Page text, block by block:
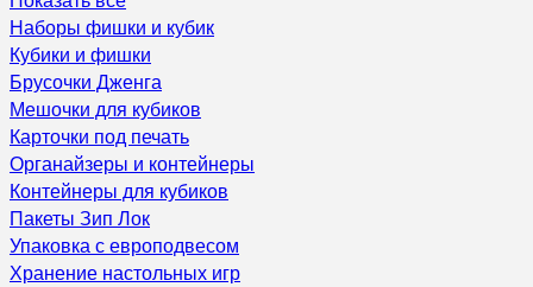
Наборы фишки и кубик
Кубики и фишки
Брусочки Дженга
Мешочки для кубиков
Карточки под печать
Органайзеры и контейнеры
Контейнеры для кубиков
Пакеты Зип Лок
Упаковка с европодвесом
Хранение настольных игр